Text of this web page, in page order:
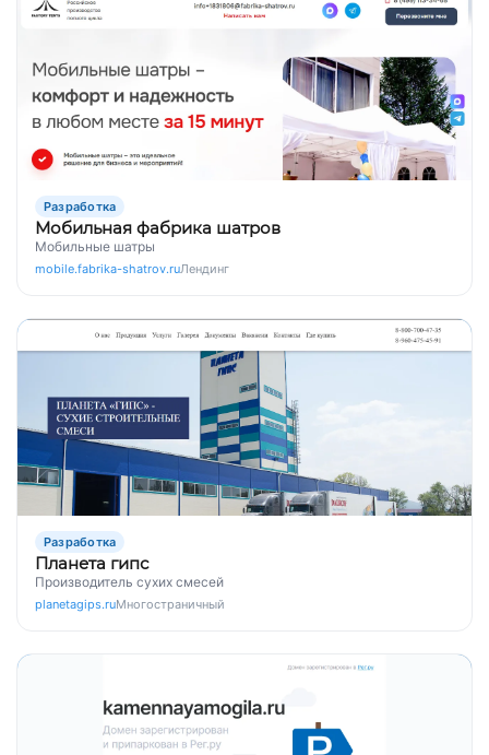
Разработка
Мобильная фабрика шатров
Мобильные шатры
mobile.fabrika-shatrov.ruЛендинг
Разработка
Планета гипс
Производитель сухих смесей
planetagips.ruМногостраничный